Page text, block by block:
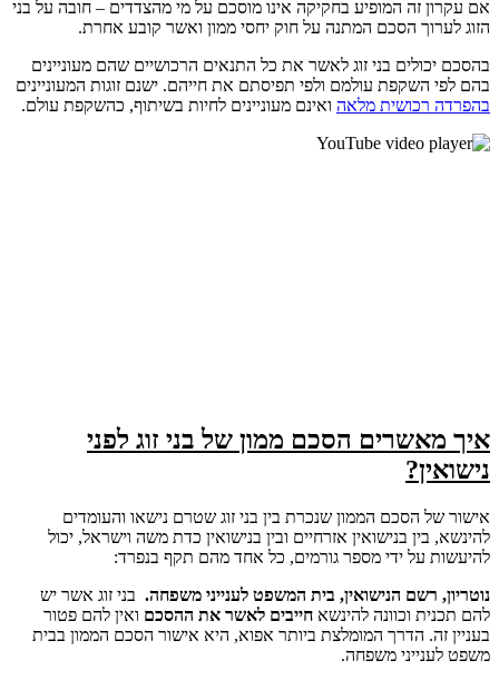
המופיע בחקיקה אינו מוסכם על מי מהצדדים – חובה על בני
הסכם המתנה על חוק יחסי ממון ואשר קובע אחרת.
בני זוג לאשר את כל התנאים הרכושיים שהם מעוניינים
עולמם ולפי תפיסתם את חייהם. ישנם זוגות המעוניינים
מלאהואינם מעוניינים לחיות בשיתוף, כהשקפת עולם.
הסכם ממון של בני זוג לפני
הממון שנכרת בין בני זוג שטרם נישאו והעומדים
בנישואין אזרחיים ובין בנישואין כדת משה וישראל, יכול
ידי מספר גורמים, כל אחד מהם תקף בנפרד:
הנישואין, בית המשפט לענייני משפחה.בני זוג אשר יש
וכוונה להינשאחייבים לאשר את ההסכםואין להם פטור
הדרך המומלצת ביותר אפוא, היא אישור הסכם הממון בבית
משפחה.